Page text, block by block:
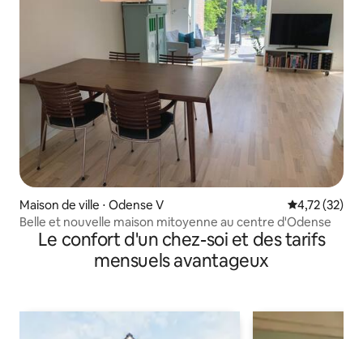
Maison de ville ⋅ Odense V Évaluation
4,72 (32)
Belle et nouvelle maison mitoyenne au centre d'Odense
Le confort d'un chez-soi et des tarifs
mensuels avantageux